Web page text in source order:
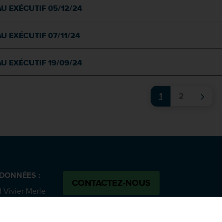
EXÉCUTIF 05/12/24
EXÉCUTIF 07/11/24
EXÉCUTIF 19/09/24
1 2 ›
:
Vivier Merle
CONTACTEZ-NOUS